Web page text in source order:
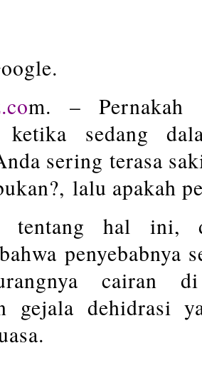
m. – Pernakah
sedang
sering terasa
lalu apakah
tentang hal
penyebabnya
cairan
gejala dehidrasi